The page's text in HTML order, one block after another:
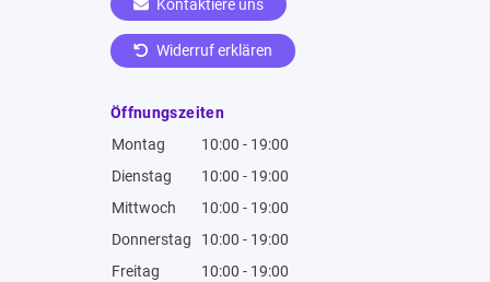
Kontaktiere uns
Widerruf erklären
Öffnungszeiten
Montag
10:00 - 19:00
Dienstag
10:00 - 19:00
Mittwoch
10:00 - 19:00
Donnerstag
10:00 - 19:00
Freitag
10:00 - 19:00